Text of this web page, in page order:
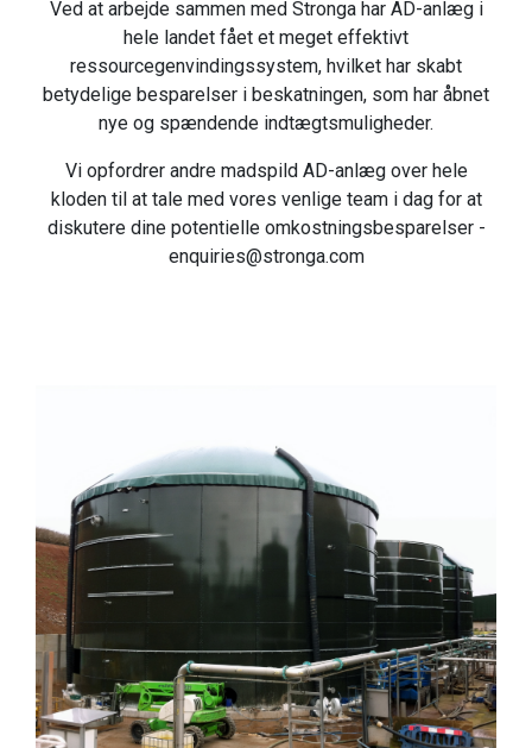
Ved at arbejde sammen med Stronga har AD-anlæg i
hele landet fået et meget effektivt
ressourcegenvindingssystem, hvilket har skabt
betydelige besparelser i beskatningen, som har åbnet
nye og spændende indtægtsmuligheder.
Vi opfordrer andre madspild AD-anlæg over hele
kloden til at tale med vores venlige team i dag for at
diskutere dine potentielle omkostningsbesparelser -
enquiries@stronga.com